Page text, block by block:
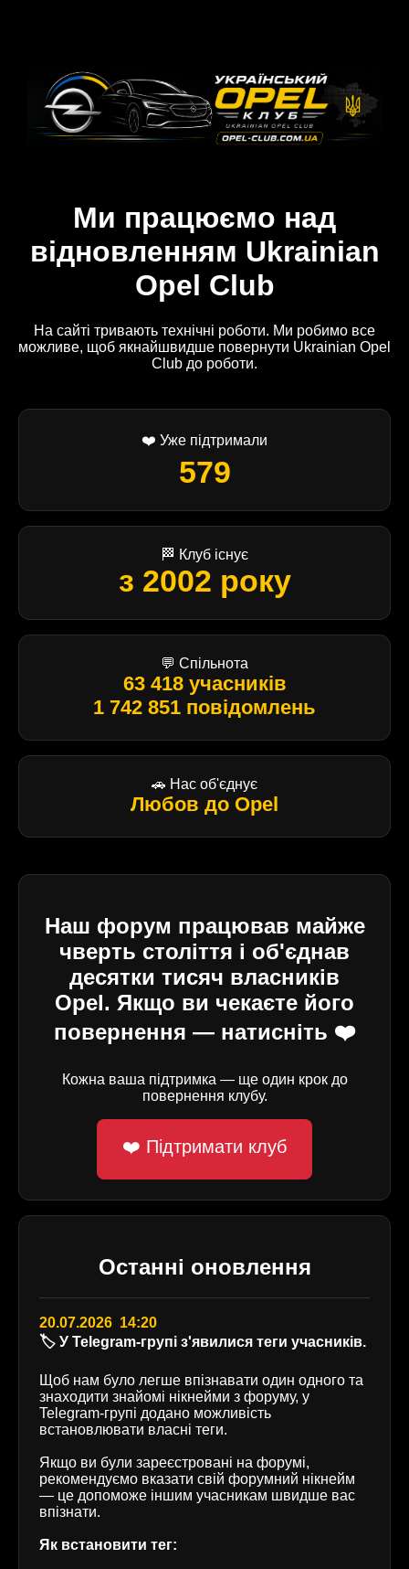
Ми працюємо над
відновленням Ukrainian
Opel Club
На сайті тривають технічні роботи. Ми робимо все
можливе, щоб якнайшвидше повернути Ukrainian Opel
Club до роботи.
❤️ Уже підтримали
579
🏁 Клуб існує
з 2002 року
💬 Спільнота
63 418 учасників
1 742 851 повідомлень
🚗 Нас об'єднує
Любов до Opel
Наш форум працював майже
чверть століття і об'єднав
десятки тисяч власників
Opel. Якщо ви чекаєте його
повернення — натисніть ❤️
Кожна ваша підтримка — ще один крок до
повернення клубу.
❤️ Підтримати клуб
Останні оновлення
20.07.2026 14:20
🏷️ У Telegram-групі з'явилися теги учасників.
Щоб нам було легше впізнавати один одного та
знаходити знайомі нікнейми з форуму, у
Telegram-групі додано можливість
встановлювати власні теги.
Якщо ви були зареєстровані на форумі,
рекомендуємо вказати свій форумний нікнейм
— це допоможе іншим учасникам швидше вас
впізнати.
Як встановити тег: